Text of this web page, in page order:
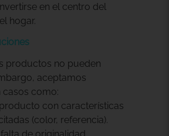
en el centro del
hogar.
productos no pueden
aceptamos
casos como:
con características
(color, referencia).